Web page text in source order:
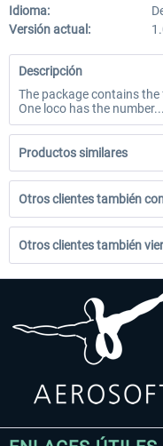
Idioma:
Versión actual:
Descripción
The package contains the
One loco has the number...
Productos similares
Otros clientes también
Otros clientes también